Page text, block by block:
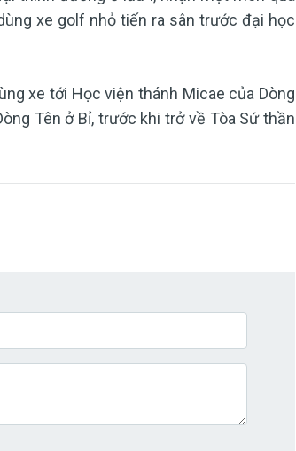
xe golf nhỏ tiến ra sân trước đại học
xe tới Học viện thánh Micae của Dòng
Tên ở Bỉ, trước khi trở về Tòa Sứ thần